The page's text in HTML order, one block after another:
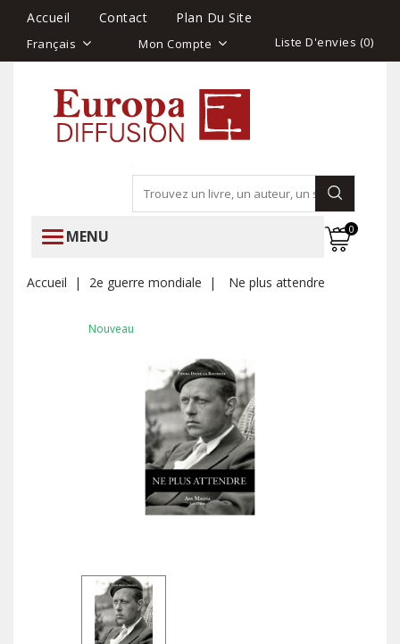
Accueil Contact Plan Du Site
Français Mon Compte Liste D'envies (0)
MENU 0
Accueil 2e guerre mondiale Ne plus attendre
Nouveau